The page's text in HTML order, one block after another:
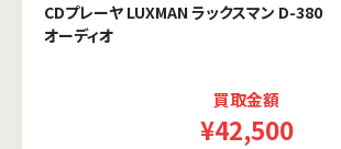
CDプレーヤ LUXMAN ラックスマン D-380
オーディオ
買取金額
¥42,500